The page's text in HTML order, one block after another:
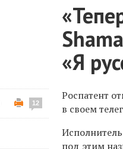
«Я
12
Роспатент
в своем
под этим